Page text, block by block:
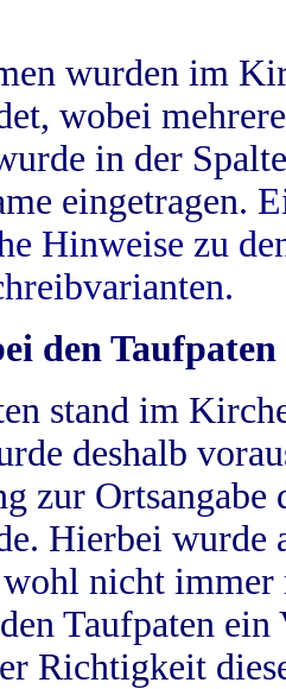
wurden im
wobei
in der
eingetragen.
Hinweise zu
den Taufpaten
stand im
deshalb
zur
Hierbei wurde
nicht
Taufpaten
Richtigkeit